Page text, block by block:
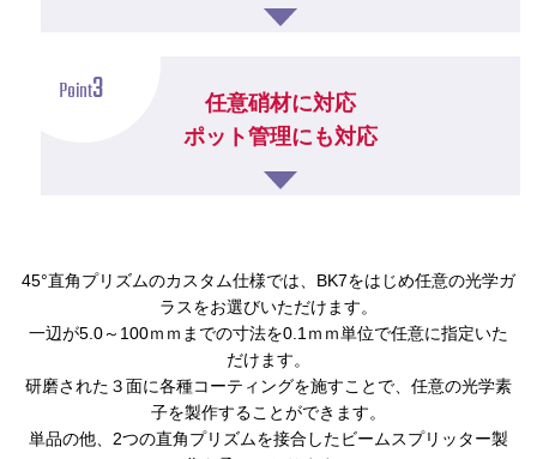
Point3
任意硝材に対応
ポット管理にも対応
45°直角プリズムのカスタム仕様では、BK7をはじめ任意の光学ガ
ラスをお選びいただけます。
一辺が5.0～100ｍｍまでの寸法を0.1ｍｍ単位で任意に指定いた
だけます。
研磨された３面に各種コーティングを施すことで、任意の光学素
子を製作することができます。
単品の他、2つの直角プリズムを接合したビームスプリッター製